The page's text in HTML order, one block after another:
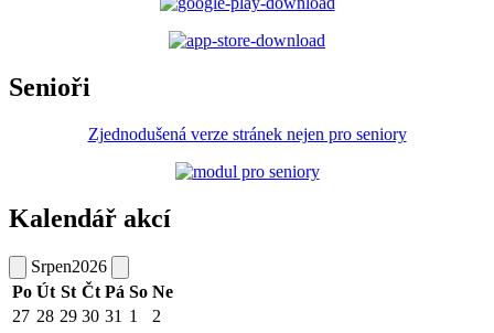
Senioři
Zjednodušená verze stránek nejen pro seniory
Kalendář akcí
Srpen2026
Po Út St Čt Pá So Ne
27 28 29 30 31 1
2